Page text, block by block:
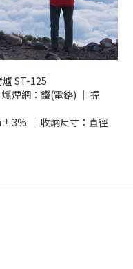
爐 ST-125
煙網：鐵(電鉻) ｜ 握
｜ 收納尺寸：直徑